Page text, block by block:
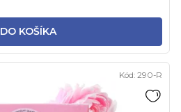
DO KOŠÍKA
Kód: 290-R